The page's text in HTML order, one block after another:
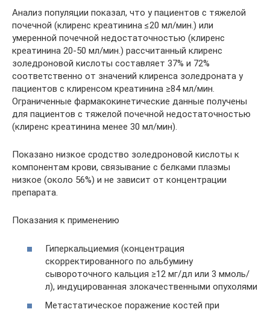
Анализ популяции показал, что у пациентов с тяжелой
почечной (клиренс креатинина ≤20 мл/мин.) или
умеренной почечной недостаточностью (клиренс
креатинина 20-50 мл/мин.) рассчитанный клиренс
золедроновой кислоты составляет 37% и 72%
соответственно от значений клиренса золедроната у
пациентов с клиренсом креатинина ≥84 мл/мин.
Ограниченные фармакокинетические данные получены
для пациентов с тяжелой почечной недостаточностью
(клиренс креатинина менее 30 мл/мин).
Показано низкое сродство золедроновой кислоты к
компонентам крови, связывание с белками плазмы
низкое (около 56%) и не зависит от концентрации
препарата.
Показания к применению
Гиперкальциемия (концентрация
скорректированного по альбумину
сывороточного кальция ≥12 мг/дл или 3 ммоль/
л), индуцированная злокачественными опухолями
Метастатическое поражение костей при